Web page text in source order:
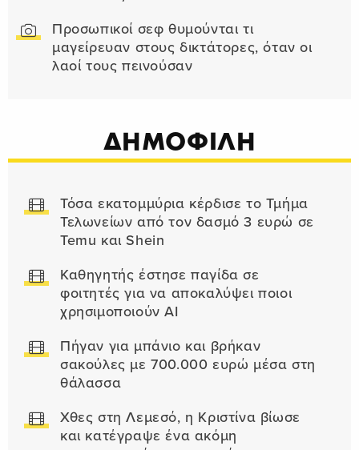
Προσωπικοί σεφ θυμούνται τι
μαγείρευαν στους δικτάτορες, όταν οι
λαοί τους πεινούσαν
ΔΗΜΟΦΙΛΗ
Τόσα εκατομμύρια κέρδισε το Τμήμα
Τελωνείων από τον δασμό 3 ευρώ σε
Temu και Shein
Καθηγητής έστησε παγίδα σε
φοιτητές για να αποκαλύψει ποιοι
χρησιμοποιούν AI
Πήγαν για μπάνιο και βρήκαν
σακούλες με 700.000 ευρώ μέσα στη
θάλασσα
Χθες στη Λεμεσό, η Κριστίνα βίωσε
και κατέγραψε ένα ακόμη